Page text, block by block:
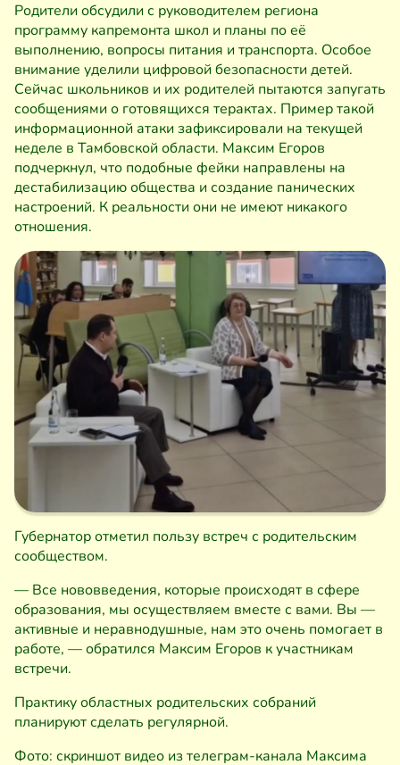
Родители обсудили с руководителем региона
программу капремонта школ и планы по её
выполнению, вопросы питания и транспорта. Особое
внимание уделили цифровой безопасности детей.
Сейчас школьников и их родителей пытаются запугать
сообщениями о готовящихся терактах. Пример такой
информационной атаки зафиксировали на текущей
неделе в Тамбовской области. Максим Егоров
подчеркнул, что подобные фейки направлены на
дестабилизацию общества и создание панических
настроений. К реальности они не имеют никакого
отношения.
Губернатор отметил пользу встреч с родительским
сообществом.
— Все нововведения, которые происходят в сфере
образования, мы осуществляем вместе с вами. Вы —
активные и неравнодушные, нам это очень помогает в
работе, — обратился Максим Егоров к участникам
встречи.
Практику областных родительских собраний
планируют сделать регулярной.
Фото: скриншот видео из телеграм-канала Максима